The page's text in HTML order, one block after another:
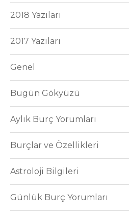
2018 Yazıları
2017 Yazıları
Genel
Bugün Gökyüzü
Aylık Burç Yorumları
Burçlar ve Özellikleri
Astroloji Bilgileri
Günlük Burç Yorumları